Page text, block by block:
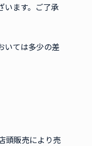
います。ご了承
いては多少の差
頭販売により売